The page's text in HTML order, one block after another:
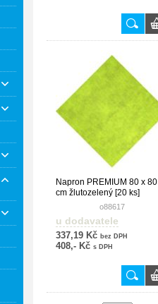
Napron PREMIUM 80 x 80
cm žlutozelený [20 ks]
o88617
u dodavatele
337,19 Kč bez DPH
408,- Kč s DPH